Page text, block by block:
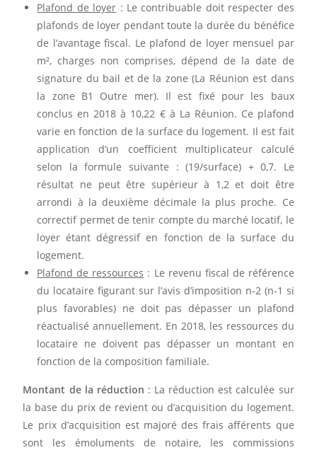
Plafond de loyer : Le contribuable doit respecter des
plafonds de loyer pendant toute la durée du bénéfice
de l’avantage fiscal. Le plafond de loyer mensuel par
m², charges non comprises, dépend de la date de
signature du bail et de la zone (La Réunion est dans
la zone B1 Outre mer). Il est fixé pour les baux
conclus en 2018 à 10,22 € à La Réunion. Ce plafond
varie en fonction de la surface du logement. Il est fait
application d’un coefficient multiplicateur calculé
selon la formule suivante : (19/surface) + 0,7. Le
résultat ne peut être supérieur à 1,2 et doit être
arrondi à la deuxième décimale la plus proche. Ce
correctif permet de tenir compte du marché locatif, le
loyer étant dégressif en fonction de la surface du
logement.
Plafond de ressources : Le revenu fiscal de référence
du locataire figurant sur l’avis d’imposition n-2 (n-1 si
plus favorables) ne doit pas dépasser un plafond
réactualisé annuellement. En 2018, les ressources du
locataire ne doivent pas dépasser un montant en
fonction de la composition familiale.
Montant de la réduction : La réduction est calculée sur
la base du prix de revient ou d’acquisition du logement.
Le prix d’acquisition est majoré des frais afférents que
sont les émoluments de notaire, les commissions